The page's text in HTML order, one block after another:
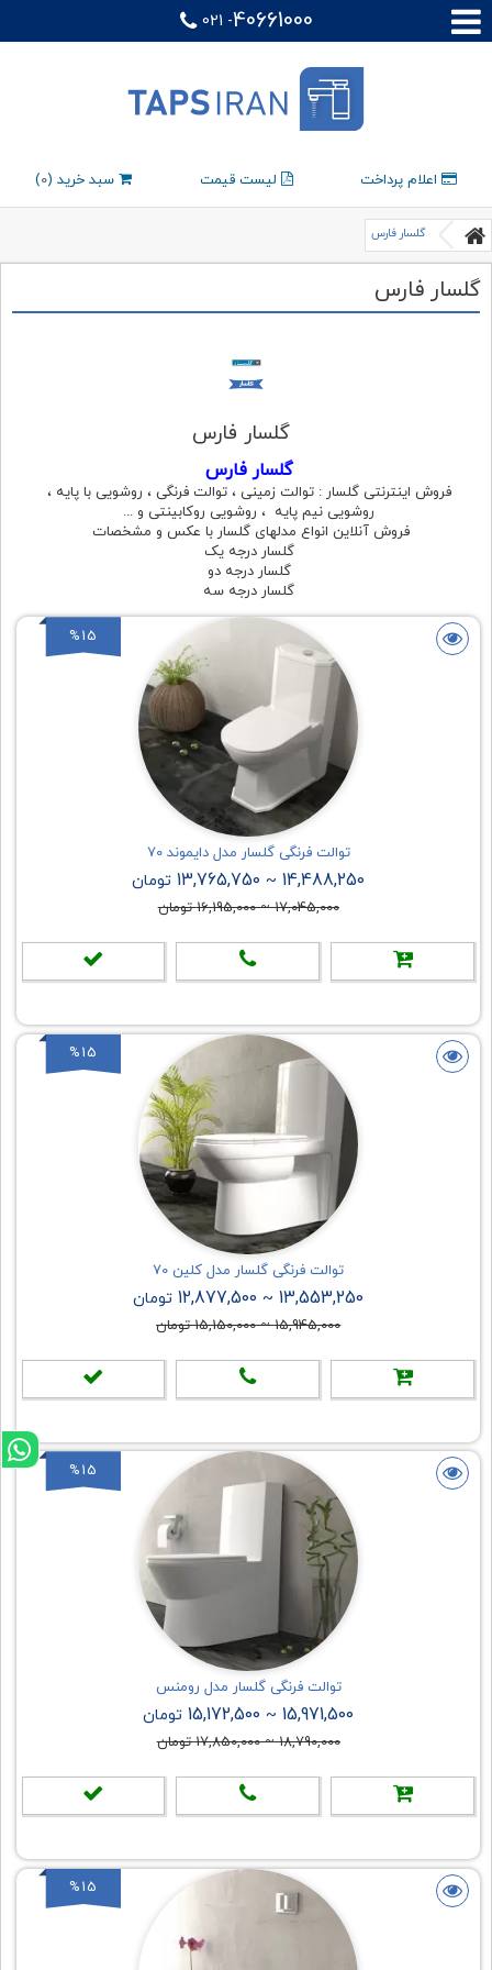
021 -40661000
اعلام پرداخت لیست قیمت سبد خرید (0
)
گلسار فارس
گلسار فارس
گلسار فارس
گلسار فارس
فروش اینترنتی گلسار : توالت زمینی ، توالت فرنگی ، روشویی با پایه ،
روشویی نیم پایه ، روشویی روکابینتی و ...
فروش آنلاین انواع مدلهای گلسار با عکس و مشخصات
گلسار درجه یک
گلسار درجه دو
گلسار درجه سه
%15
توالت فرنگی گلسار مدل دایموند 70
14,488,250
~
13,765,750تومان
17,045,000
~
16,195,000تومان
%15
توالت فرنگی گلسار مدل کلین 70
13,553,250
~
12,877,500تومان
15,945,000
~
15,150,000تومان
%15
توالت فرنگی گلسار مدل رومنس
15,971,500
~
15,172,500تومان
18,790,000
~
17,850,000تومان
%15